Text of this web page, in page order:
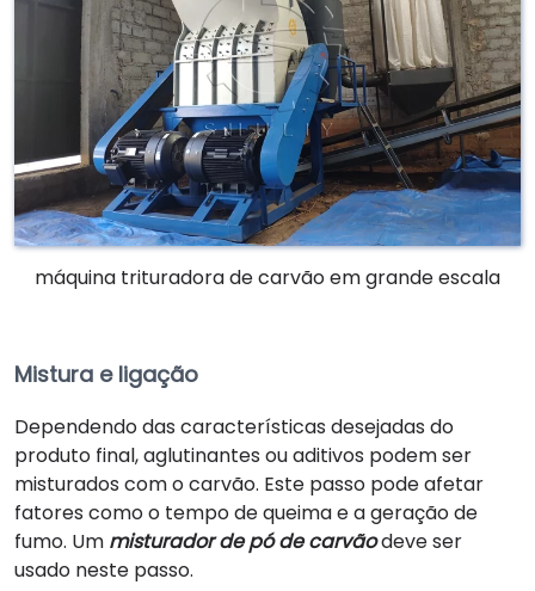
máquina trituradora de carvão em grande escala
Mistura e ligação
Dependendo das características desejadas do
produto final, aglutinantes ou aditivos podem ser
misturados com o carvão. Este passo pode afetar
fatores como o tempo de queima e a geração de
fumo. Um misturador de pó de carvãodeve ser
usado neste passo.